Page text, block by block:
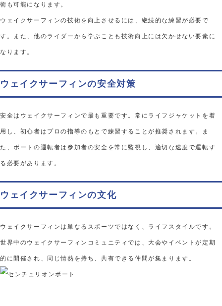
術も可能になります。
ウェイクサーフィンの技術を向上させるには、継続的な練習が必要で
す。また、他のライダーから学ぶことも技術向上には欠かせない要素に
なります。
ウェイクサーフィンの安全対策
安全はウェイクサーフィンで最も重要です。常にライフジャケットを着
用し、初心者はプロの指導のもとで練習することが推奨されます。ま
た、ボートの運転者は参加者の安全を常に監視し、適切な速度で運転す
る必要があります。
ウェイクサーフィンの文化
ウェイクサーフィンは単なるスポーツではなく、ライフスタイルです。
世界中のウェイクサーフィンコミュニティでは、大会やイベントが定期
的に開催され、同じ情熱を持ち、共有できる仲間が集まります。